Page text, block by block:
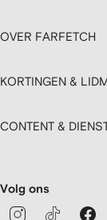
OVER FARFETCH
KORTINGEN &
CONTENT &
Volg ons